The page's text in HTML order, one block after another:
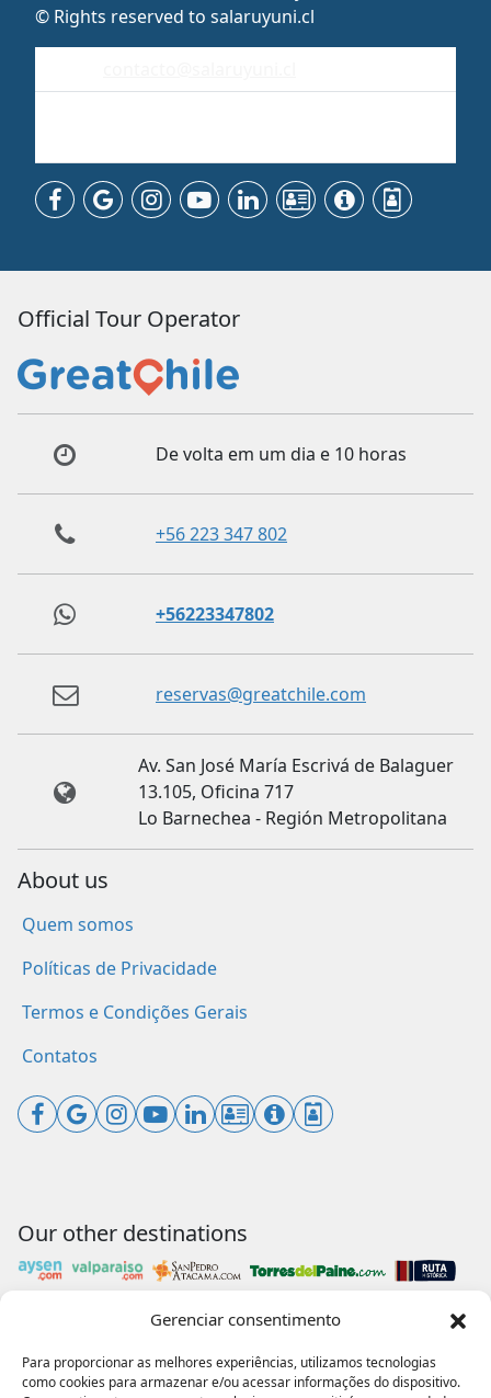
Gerenciar consentimento
Para proporcionar as melhores experiências, utilizamos tecnologias
como cookies para armazenar e/ou acessar informações do dispositivo.
© Rights reserved to salaruyuni.cl
Official Tour Operator
De volta em um dia e 10 horas
+56 223 347 802
+56223347802
reservas@greatchile.com
Av. San José María Escrivá de Balaguer
13.105, Oficina 717
Lo Barnechea - Región Metropolitana
About us
Quem somos
Políticas de Privacidade
Termos e Condições Gerais
Contatos
Our other destinations